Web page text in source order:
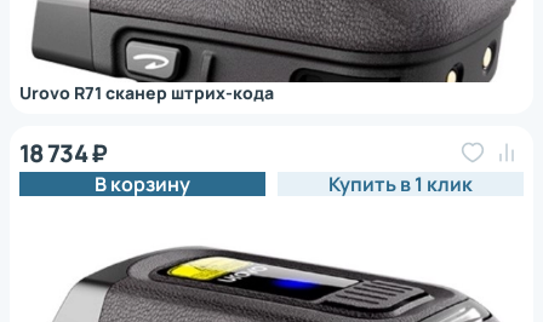
Urovo R71 сканер штрих-кода
18 734 ₽
В корзину Купить в 1 клик